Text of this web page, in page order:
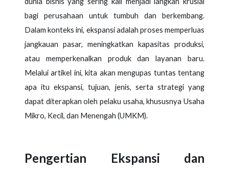
bagi perusahaan untuk tumbuh dan berkembang.
Dalam konteks ini, ekspansi adalah proses memperluas
jangkauan pasar, meningkatkan kapasitas produksi,
atau memperkenalkan produk dan layanan baru.
Melalui artikel ini, kita akan mengupas tuntas tentang
apa itu ekspansi, tujuan, jenis, serta strategi yang
dapat diterapkan oleh pelaku usaha, khususnya Usaha
Mikro, Kecil, dan Menengah (UMKM).
Pengertian Ekspansi dan